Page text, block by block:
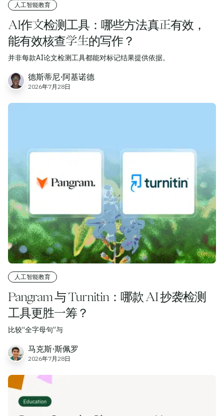
人工智能教育
AI作文检测工具：哪些方法真正有效，
能有效核查学生的写作？
并非每款AI论文检测工具都能对标记结果提供依据。
德斯蒂尼·阿基诺德
2026年7月28日
人工智能教育
Pangram 与 Turnitin：哪款 AI 抄袭检测
工具更胜一筹？
比较“全字母句”与
马克斯·斯佩罗
2026年7月28日